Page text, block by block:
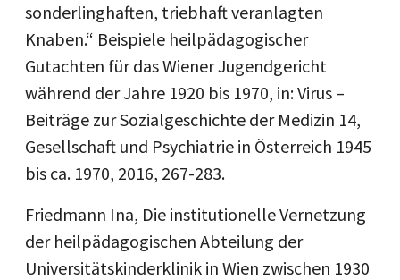
sonderlinghaften, triebhaft veranlagten
Knaben.“ Beispiele heilpädagogischer
Gutachten für das Wiener Jugendgericht
während der Jahre 1920 bis 1970, in: Virus –
Beiträge zur Sozialgeschichte der Medizin 14,
Gesellschaft und Psychiatrie in Österreich 1945
bis ca. 1970, 2016, 267-283.
Friedmann Ina, Die institutionelle Vernetzung
der heilpädagogischen Abteilung der
Universitätskinderklinik in Wien zwischen 1930